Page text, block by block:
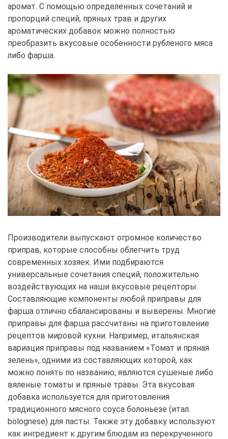
аромат. С помощью определенных сочетаний и
пропорций специй, пряных трав и других
ароматических добавок можно полностью
преобразить вкусовые особенности рубленого мяса
либо фарша.
Производители выпускают огромное количество
приправ, которые способны облегчить труд
современных хозяек. Ими подбираются
универсальные сочетания специй, положительно
воздействующих на наши вкусовые рецепторы.
Составляющие компоненты любой приправы для
фарша отлично сбалансированы и выверены. Многие
приправы для фарша рассчитаны на приготовление
рецептов мировой кухни. Например, итальянская
вариация приправы под названием «Томат и пряная
зелень», одними из составляющих которой, как
можно понять по названию, являются сушеные либо
вяленые томаты и пряные травы. Эта вкусовая
добавка используется для приготовления
традиционного мясного соуса болоньезе (итал.
bolognese) для пасты. Также эту добавку используют
как ингредиент к другим блюдам из перекрученного